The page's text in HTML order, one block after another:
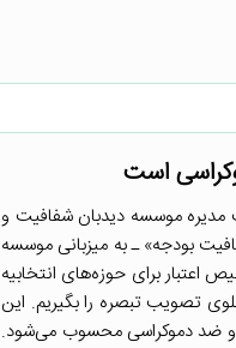
است
موسسه دیدبان شفافیت و
بودجه» ـ به میزبانی موسسه
گفت: در خصوص تخصیص اعتبار برای حوزه‌های انتخابیه
تصویب تبصره را بگیریم. این
است و حتی مخالف با اصل ۶۰ قانون اساسی است و ضد دموکراسی محسوب می‌شود.